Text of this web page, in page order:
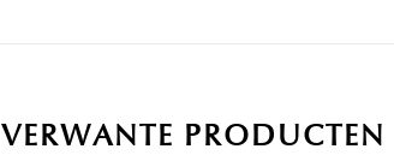
VERWANTE PRODUCTEN